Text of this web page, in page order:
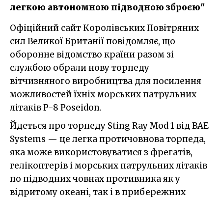
легкою автономною підводною зброєю"
Офіційний сайт Королівських Повітряних
сил Великої Британії повідомляє, що
оборонне відомство країни разом зі
службою обрали нову торпеду
вітчизняного виробництва для посилення
можливостей їхніх морських патрульних
літаків P-8 Poseidon.
Йдеться про торпеду Sting Ray Mod 1 від BAE
Systems — це легка протичовнова торпеда,
яка може використовуватися з фрегатів,
гелікоптерів і морських патрульних літаків
по підводних човнах противника як у
відритому океані, так і в прибережних